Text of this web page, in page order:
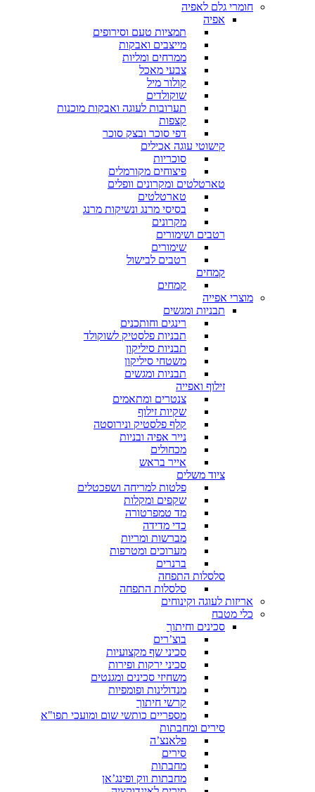
חומרי גלם לאפיה
אפיה
תמציות טעם וסירופים
מייצבים ואבקות
ממרחים ומליות
צבעי מאכל
קולור מיל
שוקולדים
תערובות לעוגה ואבקות מוכנות
קצפות
דפי סוכר ובצק סוכר
קישוטי עוגה אכילים
סוכריות
פיצוחים מקורמלים
טארטלטים ומקרונים וופלים
טארטלטים
בסיסי מרנג ונשיקות מרנג
מקרונים
רטבים ושימורים
שימורים
רטבים לבישול
קמחים
קמחים
מוצרי אפייה
תבניות ומגשים
רינגים וחותכנים
תבניות פלסטיק לשוקולד
תבניות סיליקון
משטחי סיליקון
תבניות ומגשים
זילוף ואפייה
צנטרים ומתאמים
שקיות זילוף
קלף פלסטיק ונירוסטה
נייר אפיה ובניות
מכחולים
אייר בראש
ציוד משלים
פלטות למריחה ושפכטלים
שקפים ומקלות
מד טמפרטורה
כדי מדידה
מברשות ומריות
מערוכים ומטרפות
ברנרים
סלסלות התפחה
סלסלות התפחה
אריזות לעוגה וקינוחים
כלי מטבח
סכינים וחיתוך
בוצ’רים
סכיני שף מקצועיות
סכיני ירקות ופירות
משחיזי סכינים ומגנטים
מנדולינות ופומפיות
קרשי חיתוך
מספריים כותשי שום ומועכי תפו"א
סירים ומחבתות
פלאנצ’ה
סירים
מחבתות
מחבתות ווק ופינג’אן